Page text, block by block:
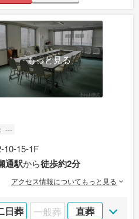
もっと見る
---
10-15-1F
通駅から徒歩約2分
アクセス情報についてもっと見る
日葬 一般葬 直葬